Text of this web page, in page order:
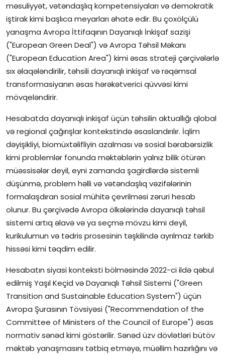
məsuliyyət, vətəndaşlıq kompetensiyaları və demokratik
iştirak kimi başlıca meyarları əhatə edir. Bu çoxölçülü
yanaşma Avropa İttifaqının Dayanıqlı İnkişaf sazişi
("European Green Deal") və Avropa Təhsil Məkanı
("European Education Area") kimi əsas strateji çərçivələrlə
sıx əlaqələndirilir, təhsili dayanıqlı inkişaf və rəqəmsal
transformasiyanın əsas hərəkətverici qüvvəsi kimi
mövqeləndirir.
Hesabatda dayanıqlı inkişaf üçün təhsilin aktuallığı qlobal
və regional çağırışlar kontekstində əsaslandırılır. İqlim
dəyişikliyi, biomüxtəlifliyin azalması və sosial bərabərsizlik
kimi problemlər fonunda məktəblərin yalnız bilik ötürən
müəssisələr deyil, eyni zamanda şagirdlərdə sistemli
düşünmə, problem həlli və vətəndaşlıq vəzifələrinin
formalaşdıran sosial mühitə çevrilməsi zəruri hesab
olunur. Bu çərçivədə Avropa ölkələrində dayanıqlı təhsil
sistemi artıq əlavə və ya seçmə mövzu kimi deyil,
kurikulumun və tədris prosesinin təşkilində ayrılmaz tərkib
hissəsi kimi təqdim edilir.
Hesabatın siyasi konteksti bölməsində 2022-ci ildə qəbul
edilmiş Yaşıl Keçid və Dayanıqlı Təhsil Sistemi ("Green
Transition and Sustainable Education System") üçün
Avropa Şurasının Tövsiyəsi ("Recommendation of the
Committee of Ministers of the Council of Europe") əsas
normativ sənəd kimi göstərilir. Sənəd üzv dövlətləri bütöv
məktəb yanaşmasını tətbiq etməyə, müəllim hazırlığını və